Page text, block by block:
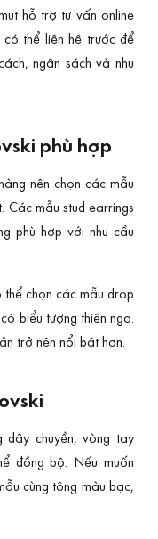
hỗ trợ tư vấn online
thể liên hệ trước để
ngân sách và nhu
phù hợp
nên chọn các mẫu
mẫu stud earrings
phù hợp với nhu cầu
chọn các mẫu drop
biểu tượng thiên nga.
trở nên nổi bật hơn.
dây chuyền, vòng tay
đồng bộ. Nếu muốn
cùng tông màu bạc,